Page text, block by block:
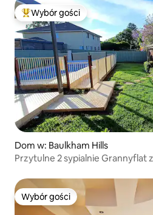
Najpopularniejsze z kategorii
Wybór gości
Dom w: Baulkham Hills
Przytulne 2 sypialnie Grannyflat
Wybór gości
Wybór gości